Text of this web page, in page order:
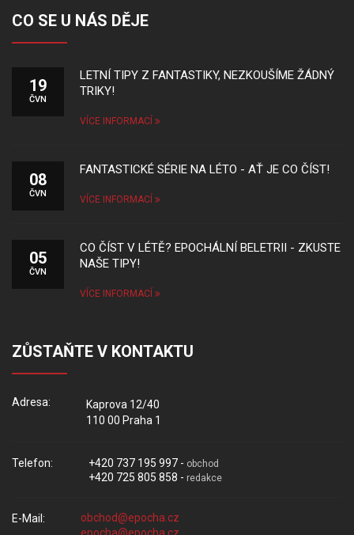
CO SE U NÁS DĚJE
19
ČVN
LETNÍ TIPY Z FANTASTIKY, NEZKOUŠÍME ŽÁDNÝ
TRIKY!
VÍCE INFORMACÍ
08
ČVN
FANTASTICKÉ SÉRIE NA LÉTO - AŤ JE CO ČÍST!
VÍCE INFORMACÍ
05
ČVN
CO ČÍST V LÉTĚ? EPOCHÁLNÍ BELETRII - ZKUSTE
NAŠE TIPY!
VÍCE INFORMACÍ
ZŮSTAŇTE V KONTAKTU
Adresa:
Kaprova 12/40
110 00 Praha 1
Telefon: +420 737 195 997 - obchod
+420 725 805 858 - redakce
E-Mail: